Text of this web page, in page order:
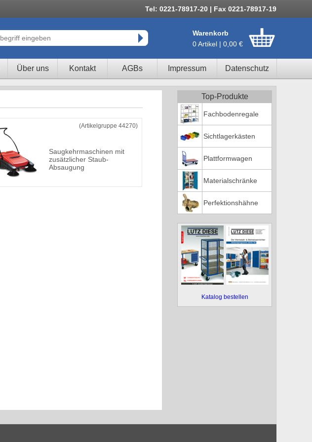
Tel: 0221-78917-20 | Fax 0221-78917-19
Warenkorb
0 Artikel | 0,00 €
Über uns Kontakt AGBs Impressum Datenschutz
(Artikelgruppe 44270)
Saugkehrmaschinen mit
zusätzlicher Staub-
Absaugung
Top-Produkte
Fachbodenregale
Sichtlagerkästen
Plattformwagen
Materialschränke
Perfektionshähne
Katalog bestellen